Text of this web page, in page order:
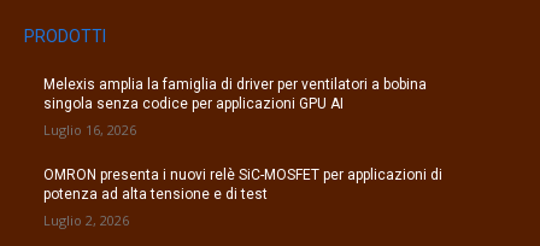
PRODOTTI
Melexis amplia la famiglia di driver per ventilatori a bobina
singola senza codice per applicazioni GPU AI
Luglio 16, 2026
OMRON presenta i nuovi relè SiC-MOSFET per applicazioni di
potenza ad alta tensione e di test
Luglio 2, 2026